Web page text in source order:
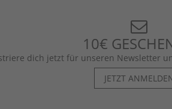
10€
dich jetzt für unseren Newsletter
JETZT